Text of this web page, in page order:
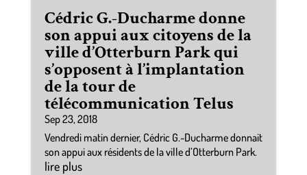
Cédric G.-Ducharme donne
son appui aux citoyens de la
ville d’Otterburn Park qui
s’opposent à l’implantation
de la tour de
télécommunication Telus
Sep 23, 2018
Vendredi matin dernier, Cédric G.-Ducharme donnait
son appui aux résidents de la ville d’Otterburn Park.
lire plus